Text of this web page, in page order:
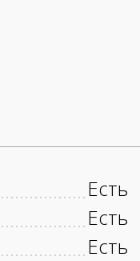
Есть
Есть
Есть